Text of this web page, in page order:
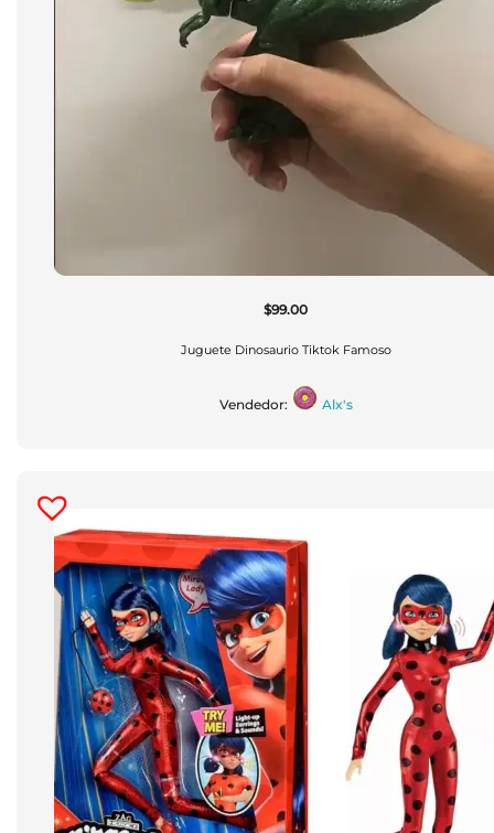
$99.00
Juguete Dinosaurio Tiktok Famoso
Vendedor: Alx's